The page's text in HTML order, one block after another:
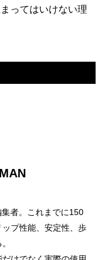
ってはいけない理
者。これまでに150
プ性能、安定性、歩